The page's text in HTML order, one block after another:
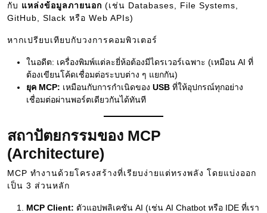
กับ แหล่งข้อมูลภายนอก (เช่น Databases, File Systems,
GitHub, Slack หรือ Web APIs)
หากเปรียบเทียบกับวงการคอมพิวเตอร์
ในอดีต: เครื่องพิมพ์แต่ละยี่ห้อต้องมีไดรเวอร์เฉพาะ (เหมือน AI ที่
ต้องเขียนโค้ดเชื่อมต่อระบบต่าง ๆ แยกกัน)
ยุค MCP: เหมือนกับการกำเนิดของ USB ที่ให้อุปกรณ์ทุกอย่าง
เชื่อมต่อผ่านพอร์ตเดียวกันได้ทันที
สถาปัตยกรรมของ MCP
(Architecture)
MCP ทำงานด้วยโครงสร้างที่เรียบง่ายแต่ทรงพลัง โดยแบ่งออก
เป็น 3 ส่วนหลัก
MCP Client: ตัวแอปพลิเคชัน AI (เช่น AI Chatbot หรือ IDE ที่เรา